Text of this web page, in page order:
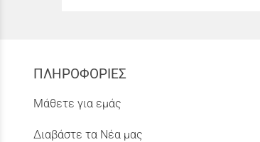
ΠΛΗΡΟΦΟΡΙΕΣ
Μάθετε για εμάς
Διαβάστε τα Νέα μας